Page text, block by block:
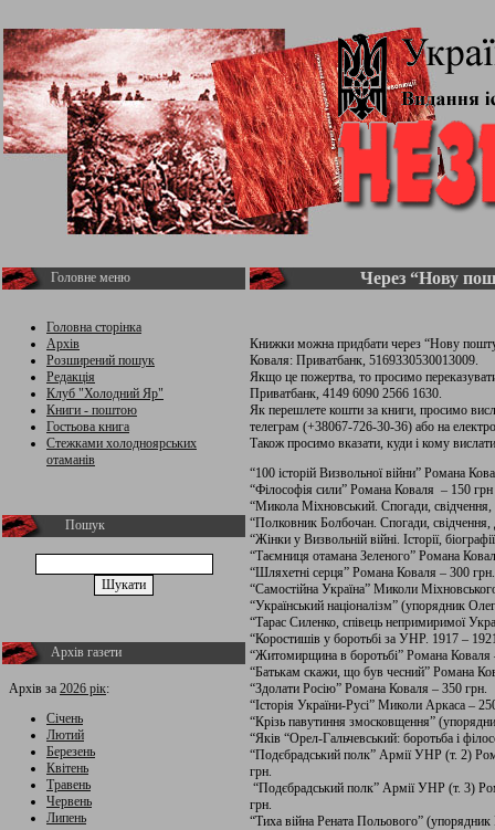
Головне меню
Головна сторінка
Архів
Розширений пошук
Редакція
Клуб "Холодний Яр"
Книги - поштою
Гостьова книга
Стежками холодноярських
отаманів
Пошук
Архів газети
Архів за 2026 рік:
Січень
Лютий
Березень
Квітень
Травень
Червень
Липень
Через “Нову
Книжки можна придбати через “Нову
Коваля: Приватбанк, 5169330530013009.
Якщо це пожертва, то просимо
Приватбанк, 4149 6090 2566 1630.
Як перешлете кошти за книги, просимо
телеграм (+38067-726-30-36) або на
Також просимо вказати, куди і кому
“100 історій Визвольної війни” Романа
“Філософія сили” Романа Коваля – 150 грн
“Микола Міхновський. Спогади,
“Полковник Болбочан. Спогади,
“Жінки у Визвольній війні. Історії,
“Таємниця отамана Зеленого” Романа
“Шляхетні серця” Романа Коваля – 300 грн.
“Самостійна Україна” Миколи
“Український націоналізм” (упорядник
“Тарас Силенко, співець непримиримої
“Коростишів у боротьбі за УНР. 1917 –
“Житомирщина в боротьбі” Романа Коваля
“Батькам скажи, що був чесний” Романа
“Здолати Росію” Романа Коваля – 350 грн.
“Історія України-Русі” Миколи Аркаса –
“Крізь павутиння змосковщення”
“Яків “Орел-Гальчевський: боротьба і
“Подєбрадський полк” Армії УНР (т. 2)
грн.
“Подєбрадський полк” Армії УНР (т. 3)
грн.
“Тиха війна Рената Польового”